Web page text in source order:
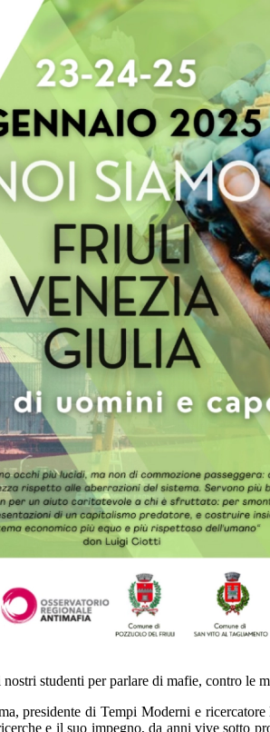
studenti per parlare di mafie, contro le
presidente di Tempi Moderni e
e il suo impegno, da anni vive sotto